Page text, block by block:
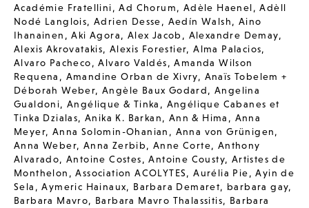
Académie Fratellini,Ad Chorum, Adèle Haenel,Adèll
Nodé Langlois,Adrien Desse, Aedín Walsh, Aino
Ihanainen ,Aki Agora, Alex Jacob , Alexandre Demay,
Alexis Akrovatakis,Alexis Forestier,Alma Palacios,
Alvaro Pacheco,Alvaro Valdés,Amanda Wilson
Requena , Amandine Orban de Xivry, Anaïs Tobelem +
Déborah Weber,Angèle Baux Godard,Angelina
Gualdoni,Angélique & Tinka , Angélique Cabanes et
Tinka Dzialas,Anika K. Barkan, Ann & Hima , Anna
Meyer, Anna Solomin-Ohanian , Anna von Grünigen,
Anna Weber, Anna Zerbib,Anne Corte, Anthony
Alvarado,Antoine Costes,Antoine Cousty, Artistes de
Monthelon ,Association ACOLYTES,Aurélia Pie,Ayin de
Sela ,Aymeric Hainaux, Barbara Demaret, barbara gay,
Barbara Mavro, Barbara Mavro Thalassitis, Barbara